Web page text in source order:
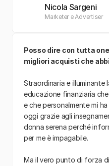
Nicola Sargeni
Marketer e Advertiser
Posso dire con tutta
migliori acquisti che
Straordinaria e illuminante
educazione finanziaria
e che personalmente mi
oggi grazie agli
donna serena perché
per me è impagabile.
Ma il vero punto di forza